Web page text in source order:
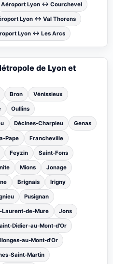
Aéroport Lyon ↔ Courchevel
Lyon ↔ Val Thorens
Lyon ↔ Les Arcs
de Lyon et
Bron Vénissieux
Oullins
Décines-Charpieu Genas
Pape Francheville
Feyzin Saint-Fons
Mions Jonage
Brignais Irigny
Pusignan
Laurent-de-Mure Jons
Didier-au-Mont-d'Or
au-Mont-d'Or
Saint-Martin